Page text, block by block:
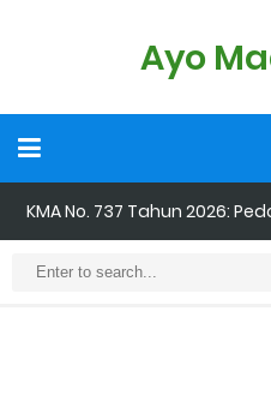
Ayo
Cara Input Jadwal
Cara Tarik Data Rombel